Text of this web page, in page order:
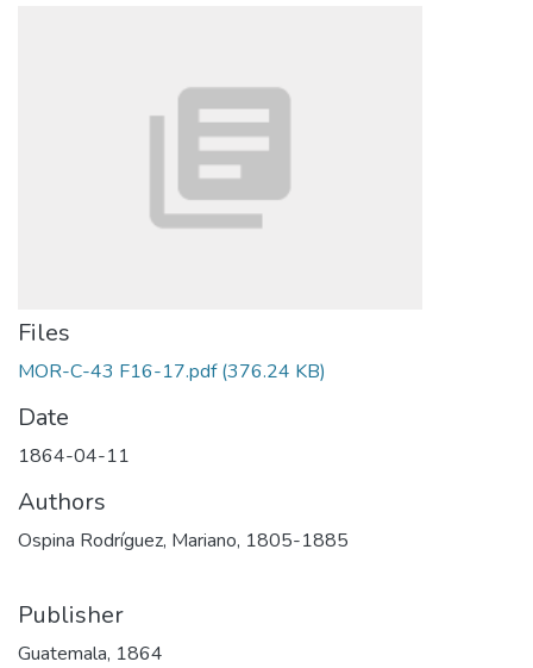
Files
MOR-C-43 F16-17.pdf(376.24 KB)
Date
1864-04-11
Authors
Ospina Rodríguez, Mariano, 1805-1885
Publisher
Guatemala, 1864